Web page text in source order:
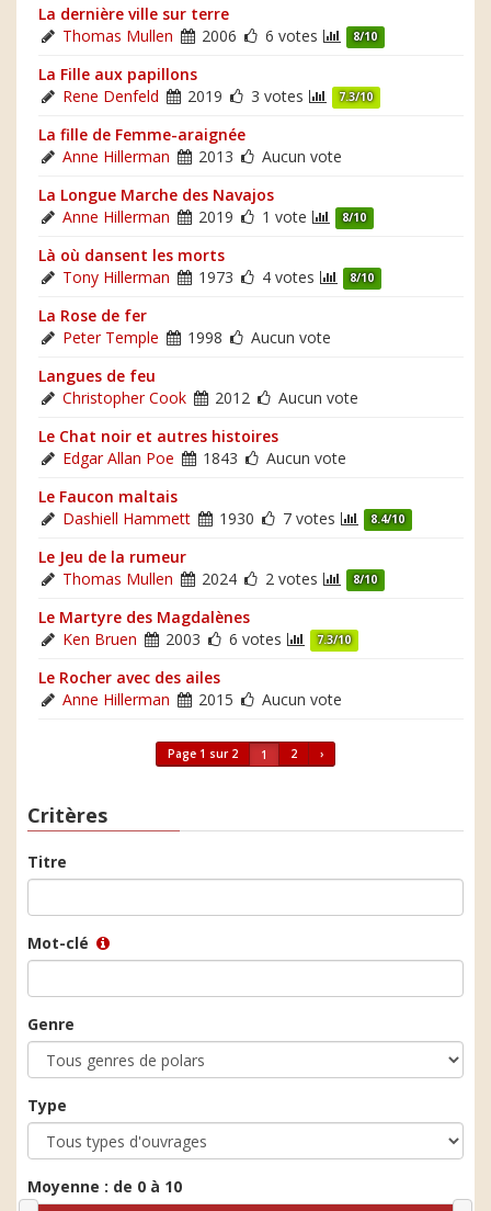
La dernière ville sur terre
Thomas Mullen
2006 6 votes 8/10
La Fille aux papillons
Rene Denfeld
2019 3 votes 7.3/10
La fille de Femme-araignée
Anne Hillerman
2013
Aucun vote
La Longue Marche des Navajos
Anne Hillerman
2019 1 vote 8/10
Là où dansent les morts
Tony Hillerman
1973 4 votes 8/10
La Rose de fer
Peter Temple
1998
Aucun vote
Langues de feu
Christopher Cook
2012
Aucun vote
Le Chat noir et autres histoires
Edgar Allan Poe
1843
Aucun vote
Le Faucon maltais
Dashiell Hammett
1930 7 votes 8.4/10
Le Jeu de la rumeur
Thomas Mullen
2024 2 votes 8/10
Le Martyre des Magdalènes
Ken Bruen
2003 6 votes 7.3/10
Le Rocher avec des ailes
Anne Hillerman
2015 Aucun vote
Page 1 sur 2 1 2 ›
Critères
Titre
Mot-clé
Genre
Type
Moyenne : de 0 à 10